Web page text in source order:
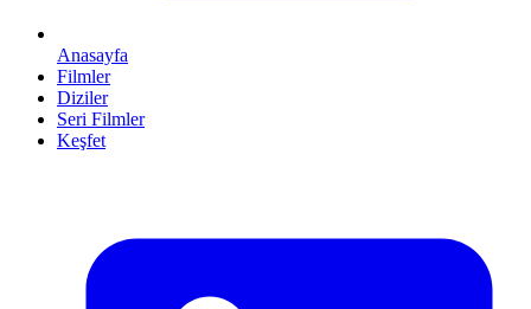
Anasayfa
Filmler
Diziler
Seri Filmler
Keşfet